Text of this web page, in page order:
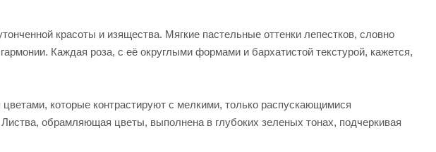
красоты и изящества. Мягкие пастельные оттенки лепестков, словно
Каждая роза, с её округлыми формами и бархатистой текстурой, кажется,
которые контрастируют с мелкими, только распускающимися
обрамляющая цветы, выполнена в глубоких зеленых тонах, подчеркивая